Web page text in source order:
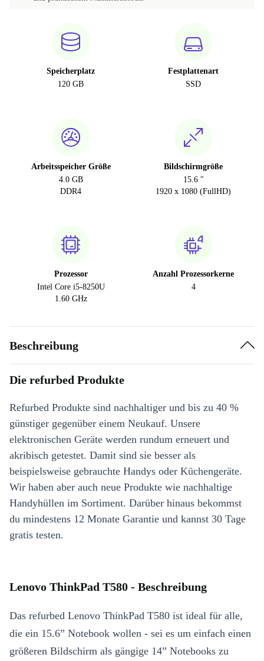
Speicherplatz
120 GB
Festplattenart
SSD
Arbeitsspeicher Größe
4.0 GB
DDR4
Bildschirmgröße
15.6 "
1920 x 1080 (FullHD)
Prozessor
Intel Core i5-8250U
1.60 GHz
Anzahl Prozessorkerne
4
Beschreibung
Die refurbed Produkte
Refurbed Produkte sind nachhaltiger und bis zu 40 %
günstiger gegenüber einem Neukauf. Unsere
elektronischen Geräte werden rundum erneuert und
akribisch getestet. Damit sind sie besser als
beispielsweise gebrauchte Handys oder Küchengeräte.
Wir haben aber auch neue Produkte wie nachhaltige
Handyhüllen im Sortiment. Darüber hinaus bekommst
du mindestens 12 Monate Garantie und kannst 30 Tage
gratis testen.
Lenovo ThinkPad T580 - Beschreibung
Das refurbed Lenovo ThinkPad T580 ist ideal für alle,
die ein 15.6” Notebook wollen - sei es um einfach einen
größeren Bildschirm als gängige 14” Notebooks zu